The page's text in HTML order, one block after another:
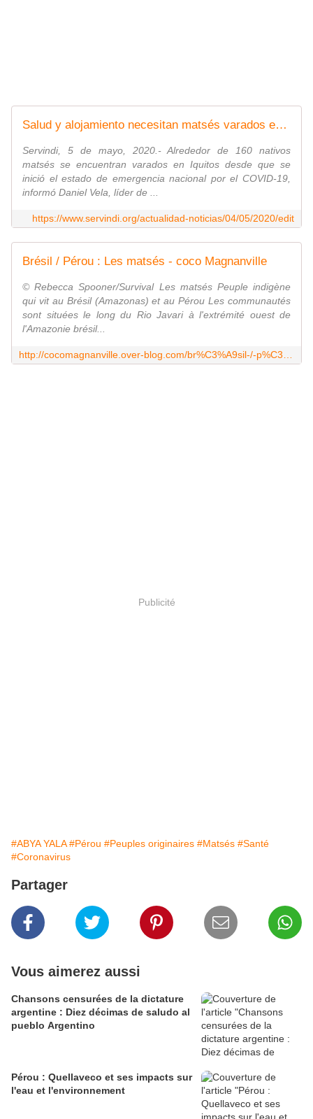
Salud y alojamiento necesitan matsés varados en Iquitos
Servindi, 5 de mayo, 2020.- Alrededor de 160 nativos
matsés se encuentran varados en Iquitos desde que se
inició el estado de emergencia nacional por el COVID-19,
informó Daniel Vela, líder de ...
https://www.servindi.org/actualidad-noticias/04/05/2020/edit
Brésil / Pérou : Les matsés - coco Magnanville
© Rebecca Spooner/Survival Les matsés Peuple indigène
qui vit au Brésil (Amazonas) et au Pérou Les communautés
sont situées le long du Rio Javari à l'extrémité ouest de
l'Amazonie brésil...
Publicité
#ABYA YALA #Pérou #Peuples originaires #Matsés #Santé
#Coronavirus
Partager
Vous aimerez aussi
Chansons censurées de la dictature
argentine : Diez décimas de saludo al
pueblo Argentino
Pérou : Quellaveco et ses impacts sur
l'eau et l'environnement